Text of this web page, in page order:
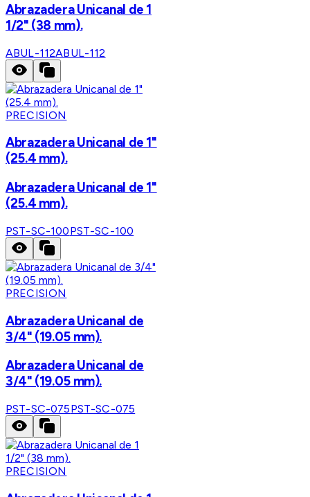
Abrazadera Unicanal de 1
1/2" (38 mm).
ABUL-112ABUL-112
PRECISION
Abrazadera Unicanal de 1"
(25.4 mm).
Abrazadera Unicanal de 1"
(25.4 mm).
PST-SC-100PST-SC-100
PRECISION
Abrazadera Unicanal de
3/4" (19.05 mm).
Abrazadera Unicanal de
3/4" (19.05 mm).
PST-SC-075PST-SC-075
PRECISION